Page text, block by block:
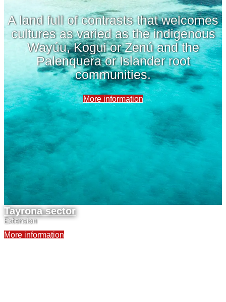
A land full of contrasts that welcomes
cultures as varied as the indigenous
Wayúu, Kogui or Zenú and the
Palenquera or Islander root
communities.
More information
Tayrona sector
Extension
More information